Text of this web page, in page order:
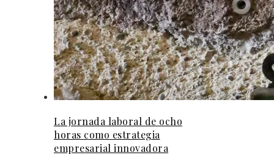
La jornada laboral de ocho
horas como estrategia
empresarial innovadora